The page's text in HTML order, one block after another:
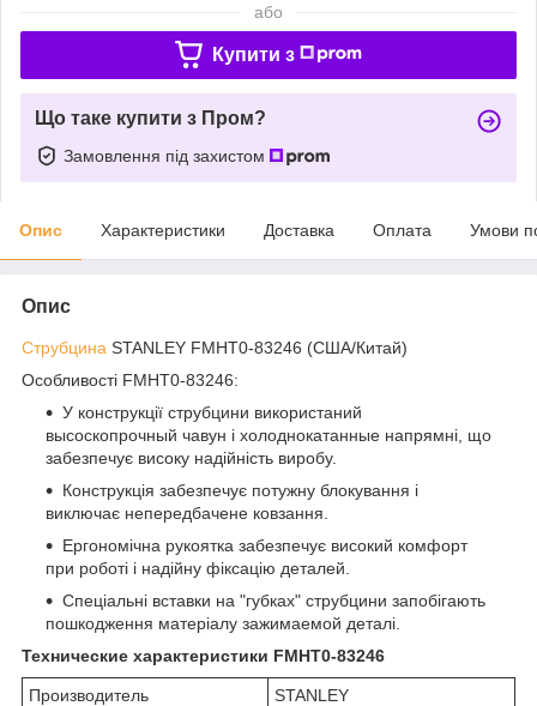
або
Купити з
Що таке купити з Пром?
Замовлення під захистом
Опис Характеристики Доставка Оплата Умови
Опис
Струбцина STANLEY FMHT0-83246 (США/Китай)
Особливості FMHT0-83246:
У конструкції струбцини використаний
высоскопрочный чавун і холоднокатанные напрямні, що
забезпечує високу надійність виробу.
Конструкція забезпечує потужну блокування і
виключає непередбачене ковзання.
Ергономічна рукоятка забезпечує високий комфорт
при роботі і надійну фіксацію деталей.
Спеціальні вставки на "губках" струбцини запобігають
пошкодження матеріалу зажимаемой деталі.
Технические характеристики FMHT0-83246
Производитель
STANLEY